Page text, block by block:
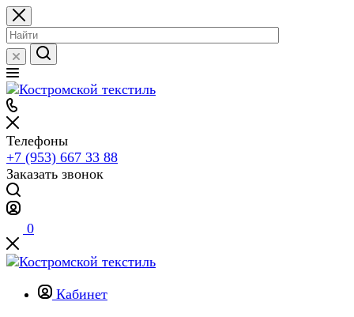
Телефоны
+7 (953) 667 33 88
Заказать звонок
0
Кабинет